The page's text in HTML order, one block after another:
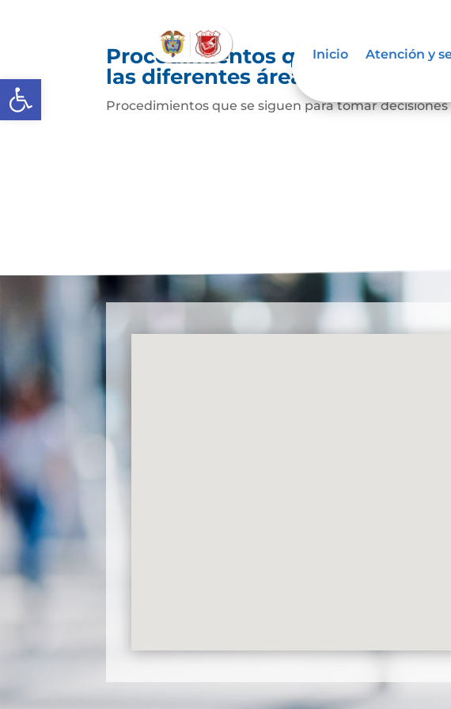
Abrir barra de herramientas
Inicio Atención y
Procedimientos que se siguen
las diferentes áreas
Procedimientos que se siguen para tomar